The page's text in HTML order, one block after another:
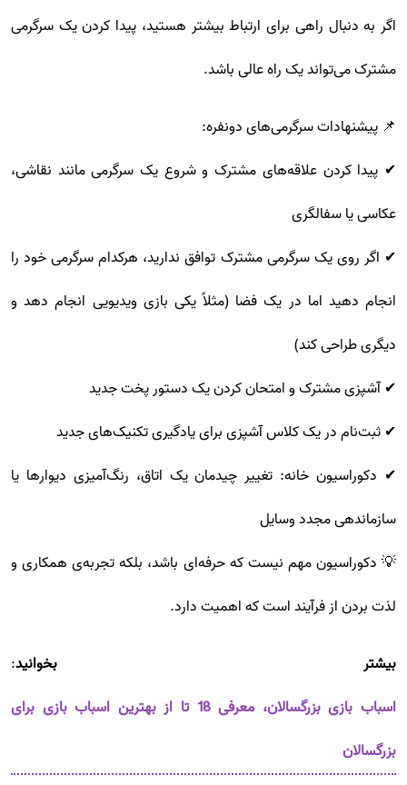
اگر به دنبال راهی برای ارتباط بیشتر هستید، پیدا کردن یک سرگرمی
مشترک می‌تواند یک راه عالی باشد.
📌 پیشنهادات سرگرمی‌های دونفره:
✔ پیدا کردن علاقه‌های مشترک و شروع یک سرگرمی مانند نقاشی،
عکاسی یا سفالگری
✔ اگر روی یک سرگرمی مشترک توافق ندارید، هرکدام سرگرمی خود را
انجام دهید اما در یک فضا (مثلاً یکی بازی ویدیویی انجام دهد و
دیگری طراحی کند)
✔ آشپزی مشترک و امتحان کردن یک دستور پخت جدید
✔ ثبت‌نام در یک کلاس آشپزی برای یادگیری تکنیک‌های جدید
✔ دکوراسیون خانه: تغییر چیدمان یک اتاق، رنگ‌آمیزی دیوارها یا
سازماندهی مجدد وسایل
💡 دکوراسیون مهم نیست که حرفه‌ای باشد، بلکه تجربه‌ی همکاری و
لذت بردن از فرآیند است که اهمیت دارد.
بیشتر بخوانید:
اسباب بازی بزرگسالان، معرفی 18 تا از بهترین اسباب بازی برای
بزرگسالان